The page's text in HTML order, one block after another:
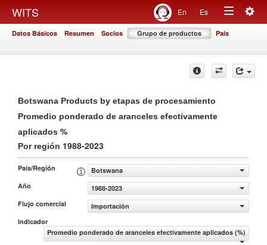
WITS En Es
Toggle
Datos Básicos Resumen Socios Grupo de productos País
Botswana Products by etapas de procesamiento
Promedio ponderado de aranceles efectivamente
aplicados %
Por región 1988-2023
País/Región
Botswana
Año
1988-2023
Flujo comercial
Importación
Indicador
Promedio ponderado de aranceles efectivamente aplicados (%)